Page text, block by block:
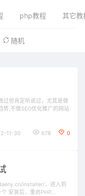
php教程 其它教
随机
过但肯定听说过，尤其是做
势,不做SEO优化推广的网站
11-30 678 0
installer/，进入到
安装后，重启PHP…